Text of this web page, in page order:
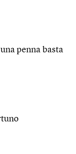
penna basta